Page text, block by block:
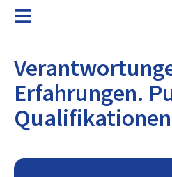
Erfahrungen.
Qualifikationen